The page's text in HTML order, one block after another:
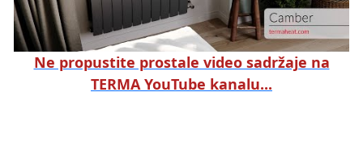
Ne propustite prostale video sadržaje na
TERMA YouTube kanalu...